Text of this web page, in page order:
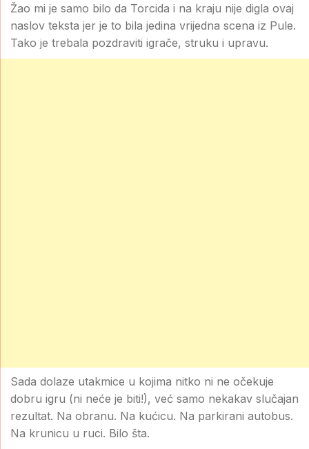
Žao mi je samo bilo da Torcida i na kraju nije digla ovaj
naslov teksta jer je to bila jedina vrijedna scena iz Pule.
Tako je trebala pozdraviti igrače, struku i upravu.
Sada dolaze utakmice u kojima nitko ni ne očekuje
dobru igru (ni neće je biti!), već samo nekakav slučajan
rezultat. Na obranu. Na kućicu. Na parkirani autobus.
Na krunicu u ruci. Bilo šta.